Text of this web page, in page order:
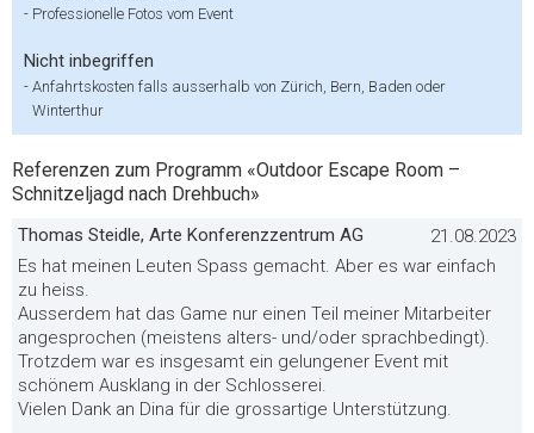
- Professionelle Fotos vom Event
Nicht inbegriffen
- Anfahrtskosten falls ausserhalb von Zürich, Bern, Baden oder
Winterthur
Referenzen zum Programm «Outdoor Escape Room –
Schnitzeljagd nach Drehbuch»
Thomas Steidle, Arte Konferenzzentrum AG
21.08.2023
Es hat meinen Leuten Spass gemacht. Aber es war einfach
zu heiss.
Ausserdem hat das Game nur einen Teil meiner Mitarbeiter
angesprochen (meistens alters- und/oder sprachbedingt).
Trotzdem war es insgesamt ein gelungener Event mit
schönem Ausklang in der Schlosserei.
Vielen Dank an Dina für die grossartige Unterstützung.